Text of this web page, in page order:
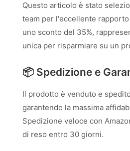
Questo articolo è stato
team per l'eccellente
uno sconto del 35%,
unica per risparmiare su un
📦 Spedizione e
Il prodotto è venduto e
garantendo la massima
Spedizione veloce con
di reso entro 30 giorni.